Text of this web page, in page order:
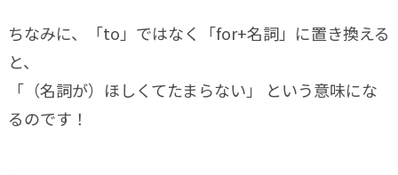
ちなみに、「to」ではなく「for+名詞」に置き換える
と、
「（名詞が）ほしくてたまらない」 という意味にな
るのです！